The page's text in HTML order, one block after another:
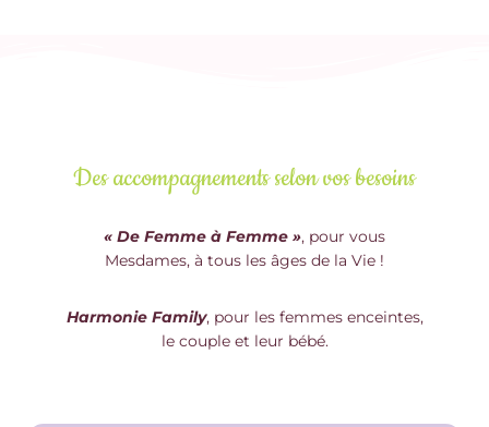
Des accompagnements selon vos besoins
« De Femme à Femme », pour vous
Mesdames, à tous les âges de la Vie !
Harmonie Family, pour les femmes enceintes,
le couple et leur bébé.